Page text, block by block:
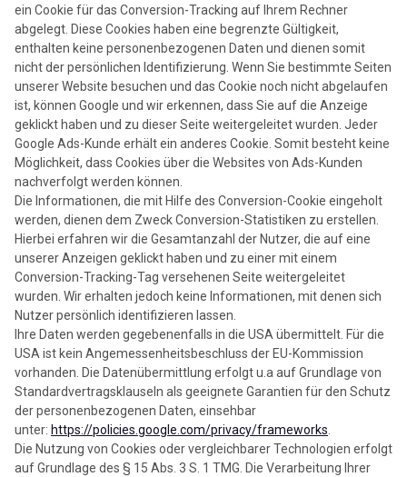
ein Cookie für das Conversion-Tracking auf Ihrem Rechner
abgelegt. Diese Cookies haben eine begrenzte Gültigkeit,
enthalten keine personenbezogenen Daten und dienen somit
nicht der persönlichen Identifizierung. Wenn Sie bestimmte Seiten
unserer Website besuchen und das Cookie noch nicht abgelaufen
ist, können Google und wir erkennen, dass Sie auf die Anzeige
geklickt haben und zu dieser Seite weitergeleitet wurden. Jeder
Google Ads-Kunde erhält ein anderes Cookie. Somit besteht keine
Möglichkeit, dass Cookies über die Websites von Ads-Kunden
nachverfolgt werden können.
Die Informationen, die mit Hilfe des Conversion-Cookie eingeholt
werden, dienen dem Zweck Conversion-Statistiken zu erstellen.
Hierbei erfahren wir die Gesamtanzahl der Nutzer, die auf eine
unserer Anzeigen geklickt haben und zu einer mit einem
Conversion-Tracking-Tag versehenen Seite weitergeleitet
wurden. Wir erhalten jedoch keine Informationen, mit denen sich
Nutzer persönlich identifizieren lassen.
Ihre Daten werden gegebenenfalls in die USA übermittelt. Für die
USA ist kein Angemessenheitsbeschluss der EU-Kommission
vorhanden. Die Datenübermittlung erfolgt u.a auf Grundlage von
Standardvertragsklauseln als geeignete Garantien für den Schutz
der personenbezogenen Daten, einsehbar
unter: https://policies.google.com/privacy/frameworks.
Die Nutzung von Cookies oder vergleichbarer Technologien erfolgt
auf Grundlage des § 15 Abs. 3 S. 1 TMG. Die Verarbeitung Ihrer